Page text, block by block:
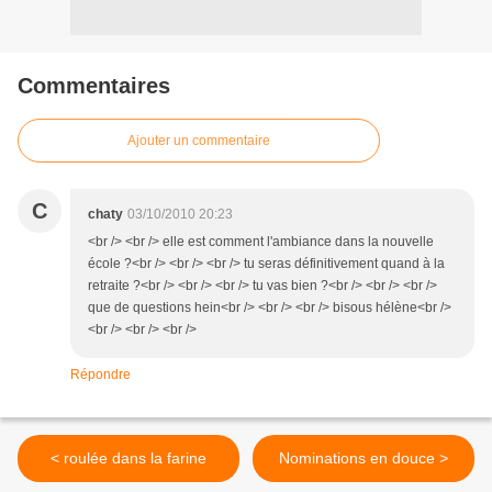
Commentaires
Ajouter un commentaire
C chaty 03/10/2010 20:23
<br /> <br /> elle est comment l'ambiance dans la nouvelle
école ?<br /> <br /> <br /> tu seras définitivement quand à la
retraite ?<br /> <br /> <br /> tu vas bien ?<br /> <br /> <br />
que de questions hein<br /> <br /> <br /> bisous hélène<br />
<br /> <br /> <br />
Répondre
< roulée dans la farine Nominations en douce >